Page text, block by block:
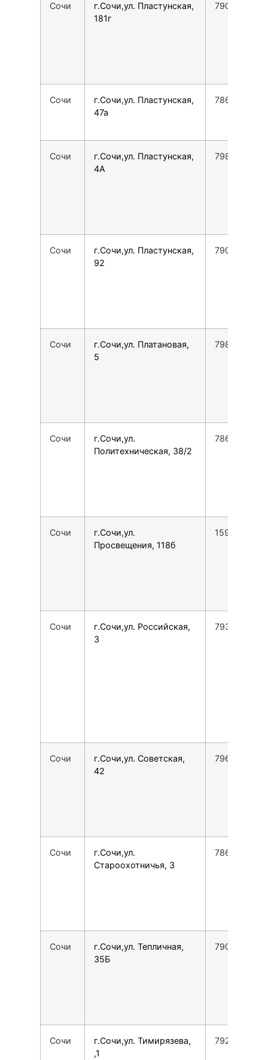
Сочи
г.Сочи,ул. Пластунская,
181г
Сочи
г.Сочи,ул. Пластунская,
47а
Сочи
г.Сочи,ул. Пластунская,
4А
Сочи
г.Сочи,ул. Пластунская,
92
Сочи
г.Сочи,ул. Платановая,
5
Сочи
г.Сочи,ул.
Политехническая, 38/2
Сочи
г.Сочи,ул.
Просвещения, 118б
Сочи
г.Сочи,ул. Российская,
3
Сочи
г.Сочи,ул. Советская,
42
Сочи
г.Сочи,ул.
Староохотничья, 3
Сочи
г.Сочи,ул. Тепличная,
35Б
Сочи
г.Сочи,ул. Тимирязева,
,1